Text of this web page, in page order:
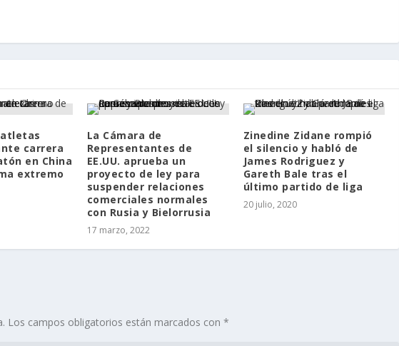
carrera
en China
extremo
La Cámara de
Representantes de
EE.UU. aprueba un
proyecto de ley para
suspender relaciones
comerciales normales
con Rusia y Bielorrusia
17 marzo, 2022
Zinedine Zidane rompió
el silencio y habló de
James Rodriguez y
Gareth Bale tras el
último partido de liga
20 julio, 2020
Los campos obligatorios están marcados con*